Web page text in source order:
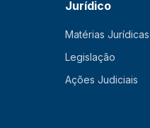
Jurídico
Matérias Jurídicas
Legislação
Ações Judiciais